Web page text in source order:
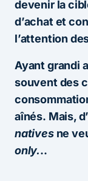
devenir la
d’achat et
l’attention
Ayant grandi
souvent des
aînés. Mais,
nativesne
only...